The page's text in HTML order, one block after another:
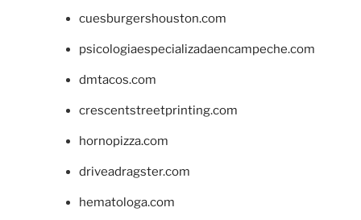
cuesburgershouston.com
psicologiaespecializadaencampeche.com
dmtacos.com
crescentstreetprinting.com
hornopizza.com
driveadragster.com
hematologa.com